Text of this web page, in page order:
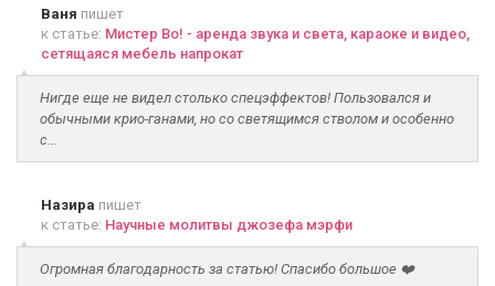
Ваня пишет
к статье: Мистер Во! - аренда звука и света, караоке и видео,
сетящаяся мебель напрокат
Нигде еще не видел столько спецэффектов! Пользовался и
обычными крио-ганами, но со светящимся стволом и особенно
с...
Назира пишет
к статье: Научные молитвы джозефа мэрфи
Огромная благодарность за статью! Спасибо большое ❤️